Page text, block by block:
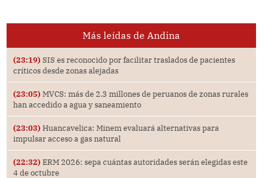
Más leídas de Andina
(23:19) SIS es reconocido por facilitar traslados de pacientes
críticos desde zonas alejadas
(23:05) MVCS: más de 2.3 millones de peruanos de zonas rurales
han accedido a agua y saneamiento
(23:03) Huancavelica: Minem evaluará alternativas para
impulsar acceso a gas natural
(22:32) ERM 2026: sepa cuántas autoridades serán elegidas este
4 de octubre